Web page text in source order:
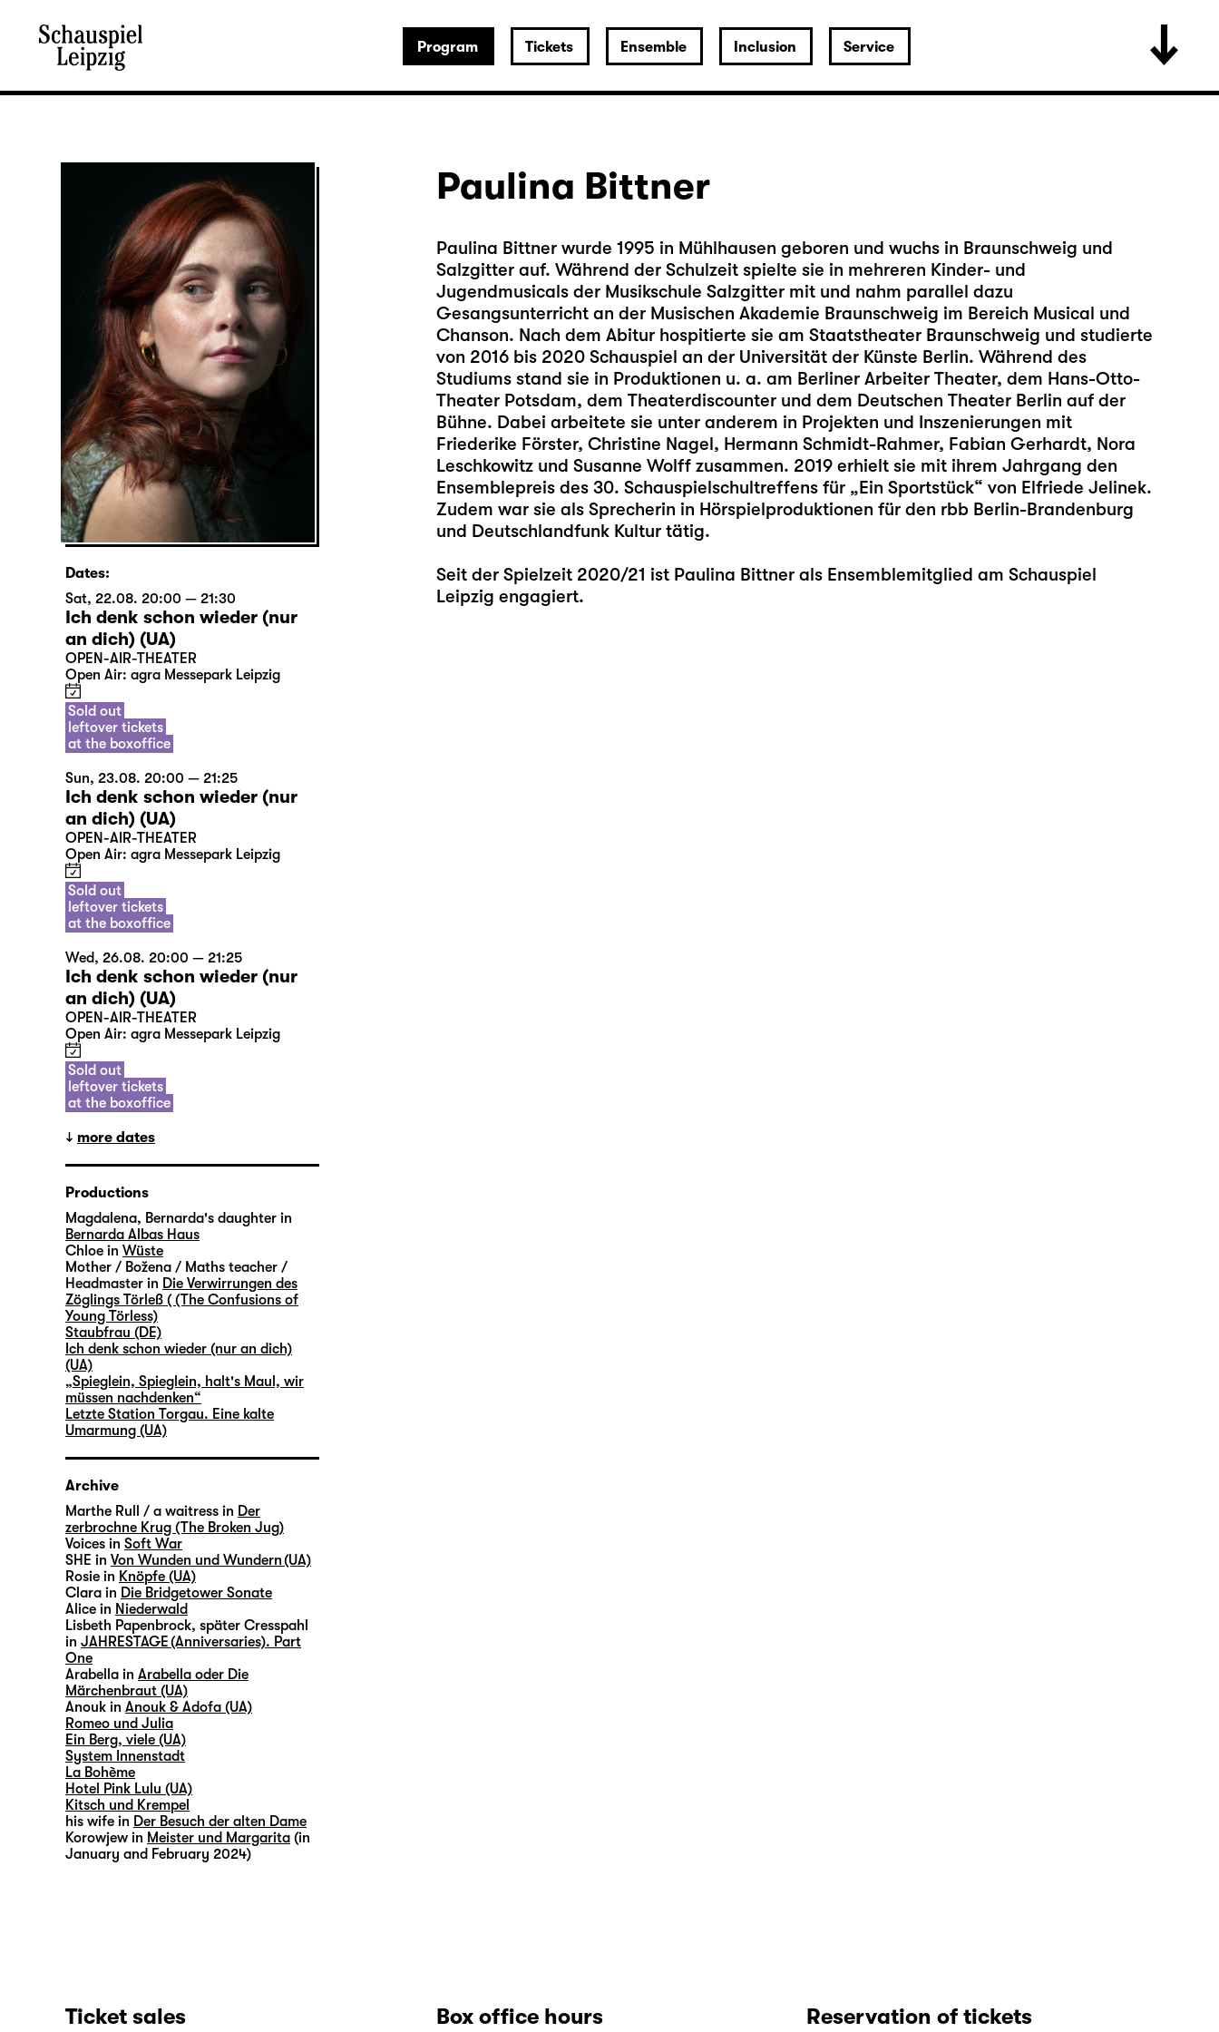
Program Tickets Ensemble Inclusion Service
Paulina Bittner
Paulina Bittner wurde 1995 in Mühlhausen geboren und wuchs in Braunschweig und
Salzgitter auf. Während der Schulzeit spielte sie in mehreren Kinder- und
Jugendmusicals der Musikschule Salzgitter mit und nahm parallel dazu
Gesangsunterricht an der Musischen Akademie Braunschweig im Bereich Musical und
Chanson. Nach dem Abitur hospitierte sie am Staatstheater Braunschweig und studierte
von 2016 bis 2020 Schauspiel an der Universität der Künste Berlin. Während des
Studiums stand sie in Produktionen u. a. am Berliner Arbeiter Theater, dem Hans-Otto-
Theater Potsdam, dem Theaterdiscounter und dem Deutschen Theater Berlin auf der
Bühne. Dabei arbeitete sie unter anderem in Projekten und Inszenierungen mit
Friederike Förster, Christine Nagel, Hermann Schmidt-Rahmer, Fabian Gerhardt, Nora
Leschkowitz und Susanne Wolff zusammen. 2019 erhielt sie mit ihrem Jahrgang den
Ensemblepreis des 30. Schauspielschultreffens für „Ein Sportstück“ von Elfriede Jelinek.
Zudem war sie als Sprecherin in Hörspielproduktionen für den rbb Berlin-Brandenburg
und Deutschlandfunk Kultur tätig.
Seit der Spielzeit 2020/21 ist Paulina Bittner als Ensemblemitglied am Schauspiel
Leipzig engagiert.
Dates:
Sat, 22.08. 20:00 — 21:30
Ich denk schon wieder (nur
an dich) (UA)
OPEN-AIR-THEATER
Open Air: agra Messepark Leipzig
Sold out
leftover tickets
at the boxoffice
Sun, 23.08. 20:00 — 21:25
Ich denk schon wieder (nur
an dich) (UA)
OPEN-AIR-THEATER
Open Air: agra Messepark Leipzig
Sold out
leftover tickets
at the boxoffice
Wed, 26.08. 20:00 — 21:25
Ich denk schon wieder (nur
an dich) (UA)
OPEN-AIR-THEATER
Open Air: agra Messepark Leipzig
Sold out
leftover tickets
at the boxoffice
more dates
Productions
Magdalena, Bernarda's daughter in
Bernarda Albas Haus
Chloe in Wüste
Mother / Božena / Maths teacher /
Headmaster in Die Verwirrungen des
Zöglings Törleß ( (The Confusions of
Young Törless)
Staubfrau (DE)
Ich denk schon wieder (nur an dich)
(UA)
„Spieglein, Spieglein, halt's Maul, wir
müssen nachdenken“
Letzte Station Torgau. Eine kalte
Umarmung (UA)
Archive
Marthe Rull / a waitress in Der
zerbrochne Krug (The Broken Jug)
Voices in Soft War
SHE in Von Wunden und Wundern (UA)
Rosie in Knöpfe (UA)
Clara in Die Bridgetower Sonate
Alice in Niederwald
Lisbeth Papenbrock, später Cresspahl
in JAHRESTAGE (Anniversaries). Part
One
Arabella in Arabella oder Die
Märchenbraut (UA)
Anouk in Anouk & Adofa (UA)
Romeo und Julia
Ein Berg, viele (UA)
System Innenstadt
La Bohème
Hotel Pink Lulu (UA)
Kitsch und Krempel
his wife in Der Besuch der alten Dame
Korowjew in Meister und Margarita (in
January and February 2024)
Ticket sales Box office hours Reservation of tickets